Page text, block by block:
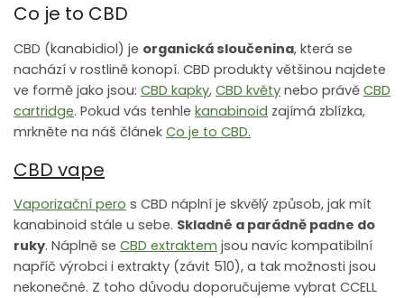
Co je to CBD
CBD (kanabidiol) je organická sloučenina, která se
nachází v rostlině konopí. CBD produkty většinou najdete
ve formě jako jsou: CBD kapky, CBD květy nebo právě CBD
cartridge. Pokud vás tenhle kanabinoid zajímá zblízka,
mrkněte na náš článek Co je to CBD.
CBD vape
Vaporizační pero s CBD náplní je skvělý způsob, jak mít
kanabinoid stále u sebe. Skladné a parádně padne do
ruky. Náplně se CBD extraktem jsou navíc kompatibilní
napříč výrobci i extrakty (závit 510), a tak možnosti jsou
nekonečné. Z toho důvodu doporučujeme vybrat CCELL